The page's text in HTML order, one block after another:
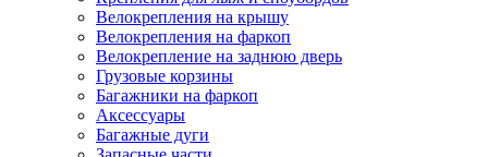
Велокрепления на крышу
Велокрепления на фаркоп
Велокрепление на заднюю дверь
Грузовые корзины
Багажники на фаркоп
Аксессуары
Багажные дуги